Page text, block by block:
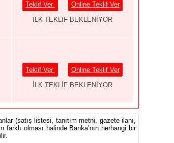
Teklif Ver
Online Teklif Ver
İLK TEKLİF BEKLENİYOR
Teklif Ver
Online Teklif Ver
İLK TEKLİF BEKLENİYOR
(satış listesi, tanıtım metni, gazete ilanı,
olması halinde Banka’nın herhangi bir